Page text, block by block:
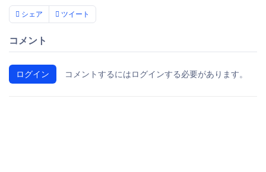
シェア ツイート
コメント
ログイン コメントするにはログインする必要があります。